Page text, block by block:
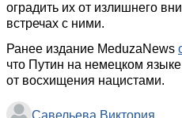
оградить их от излишнего
встречах с ними.
Ранее издание MeduzaNews
что Путин на немецком
от восхищения нацистами.
Савельева Виктория